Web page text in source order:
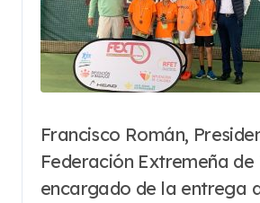
Francisco Román,
Federación Extremeña de
encargado de la entrega